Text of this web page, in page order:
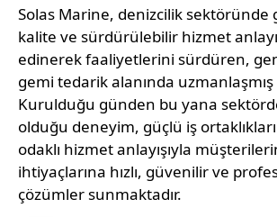
Solas Marine, denizcilik sektöründe
kalite ve sürdürülebilir hizmet
edinerek faaliyetlerini sürdüren,
gemi tedarik alanında
Kurulduğu günden bu yana
olduğu deneyim, güçlü iş
odaklı hizmet anlayışıyla
ihtiyaçlarına hızlı, güvenilir ve
çözümler sunmaktadır.